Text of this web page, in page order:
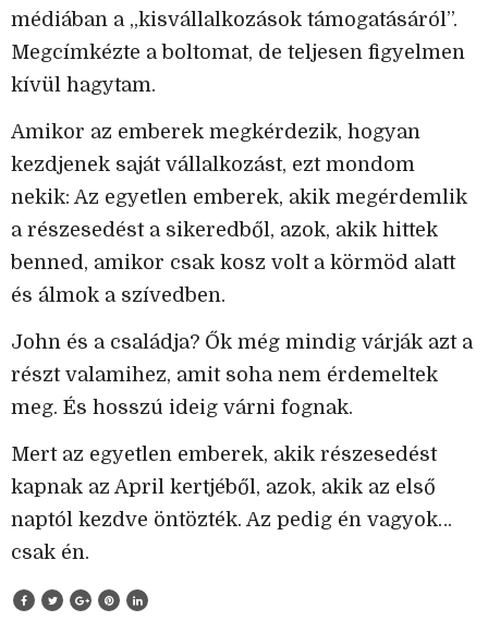
médiában a „kisvállalkozások támogatásáról”.
Megcímkézte a boltomat, de teljesen figyelmen
kívül hagytam.
Amikor az emberek megkérdezik, hogyan
kezdjenek saját vállalkozást, ezt mondom
nekik: Az egyetlen emberek, akik megérdemlik
a részesedést a sikeredből, azok, akik hittek
benned, amikor csak kosz volt a körmöd alatt
és álmok a szívedben.
John és a családja? Ők még mindig várják azt a
részt valamihez, amit soha nem érdemeltek
meg. És hosszú ideig várni fognak.
Mert az egyetlen emberek, akik részesedést
kapnak az April kertjéből, azok, akik az első
naptól kezdve öntözték. Az pedig én vagyok…
csak én.